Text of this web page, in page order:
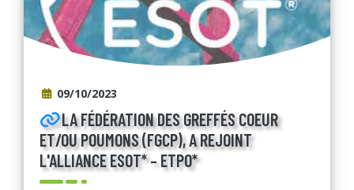
09/10/2023
LA FÉDÉRATION DES GREFFÉS COEUR
ET/OU POUMONS (FGCP), A REJOINT
L'ALLIANCE ESOT* – ETPO*